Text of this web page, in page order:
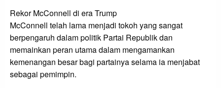
Rekor McConnell di era Trump
McConnell telah lama menjadi tokoh yang sangat
berpengaruh dalam politik Partai Republik dan
memainkan peran utama dalam mengamankan
kemenangan besar bagi partainya selama ia menjabat
sebagai pemimpin.